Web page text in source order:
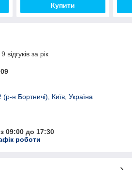
Купити
за рік
н Бортничі), Київ, Україна
09:00 до 17:30
роботи